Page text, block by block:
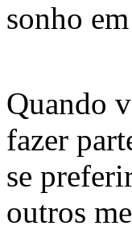
sonho
Quando
fazer
se
outros